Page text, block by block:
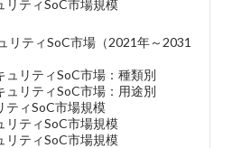
リティSoC市場規模
リティSoC市場（2021年～2031
ュリティSoC市場：種類別
ュリティSoC市場：用途別
ティSoC市場規模
リティSoC市場規模
リティSoC市場規模